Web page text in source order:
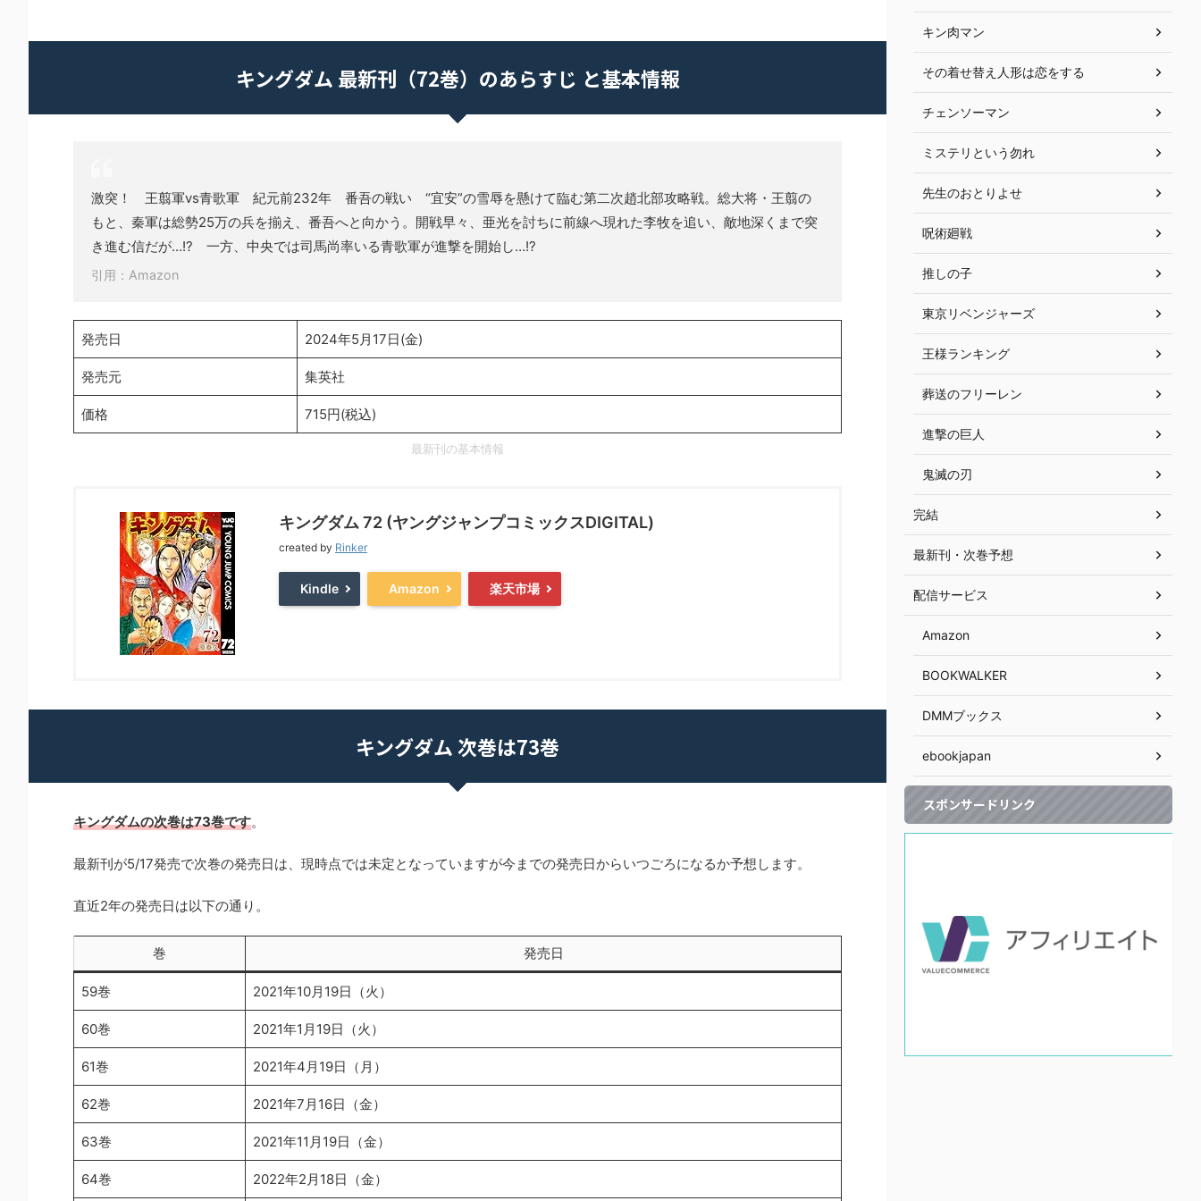
キングダム 最新刊（72巻）のあらすじ と基本情報
激突！ 王翦軍vs青歌軍 紀元前232年 番吾の戦い “宜安”の雪辱を懸けて臨む第二次趙北部攻略戦。総大将・王翦の
もと、秦軍は総勢25万の兵を揃え、番吾へと向かう。開戦早々、亜光を討ちに前線へ現れた李牧を追い、敵地深くまで突
き進む信だが…!? 一方、中央では司馬尚率いる青歌軍が進撃を開始し…!?
引用：Amazon
発売日 2024年5月17日(金)
発売元 集英社
価格 715円(税込)
最新刊の基本情報
キングダム 72 (ヤングジャンプコミックスDIGITAL)
created by Rinker
Kindle Amazon 楽天市場
キングダム 次巻は73巻
キングダムの次巻は73巻です。
最新刊が5/17発売で次巻の発売日は、現時点では未定となっていますが今までの発売日からいつごろになるか予想します。
直近2年の発売日は以下の通り。
巻 発売日
59巻 2021年10月19日（火）
60巻 2021年1月19日（火）
61巻 2021年4月19日（月）
62巻 2021年7月16日（金）
63巻 2021年11月19日（金）
64巻 2022年2月18日（金）
キン肉マン
その着せ替え人形は恋をする
チェンソーマン
ミステリという勿れ
先生のおとりよせ
呪術廻戦
推しの子
東京リベンジャーズ
王様ランキング
葬送のフリーレン
進撃の巨人
鬼滅の刃
完結
最新刊・次巻予想
配信サービス
Amazon
BOOKWALKER
DMMブックス
ebookjapan
スポンサードリンク